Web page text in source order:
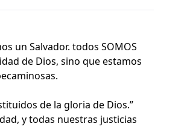
un Salvador. todos SOMOS
de Dios, sino que estamos
de la gloria de Dios.”
y todas nuestras justicias